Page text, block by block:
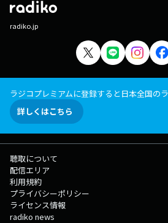
radiko.jp
ラジコプレミアムに登録すると日本全国の
詳しくはこちら
聴取について
配信エリア
利用規約
プライバシーポリシー
ライセンス情報
radiko news